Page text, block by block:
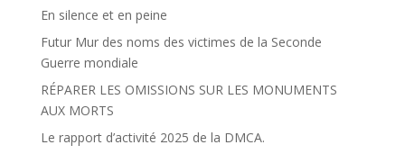
En silence et en peine
Futur Mur des noms des victimes de la Seconde
Guerre mondiale
RÉPARER LES OMISSIONS SUR LES MONUMENTS
AUX MORTS
Le rapport d’activité 2025 de la DMCA.